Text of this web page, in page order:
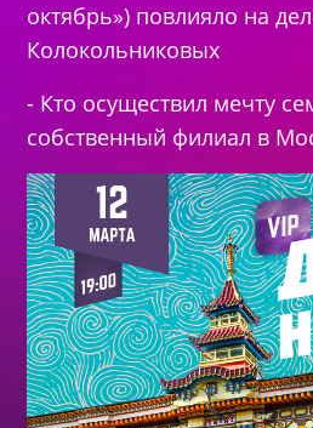
октябрь») повлияло на
Колокольниковых
- Кто осуществил мечту
собственный филиал в